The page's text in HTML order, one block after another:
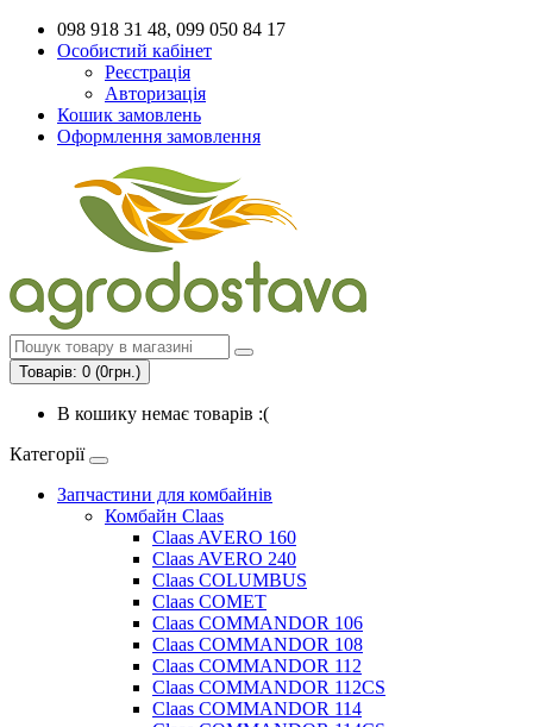
098 918 31 48, 099 050 84 17
Особистий кабінет
Реєстрація
Авторизація
Кошик замовлень
Оформлення замовлення
Товарів: 0 (0грн.)
В кошику немає товарів :(
Категорії
Запчастини для комбайнів
Комбайн Claas
Claas AVERO 160
Claas AVERO 240
Claas COLUMBUS
Claas COMET
Claas COMMANDOR 106
Claas COMMANDOR 108
Claas COMMANDOR 112
Claas COMMANDOR 112CS
Claas COMMANDOR 114